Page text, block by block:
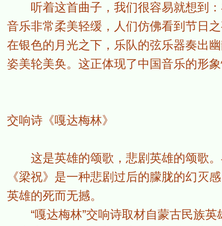
听着这首曲子，我们很容易就想到：
音乐非常柔美轻缓，人们仿佛看到节日
在银色的月光之下，乐队的弦乐器奏出
姿美轮美奂。这正体现了中国音乐的形
交响诗《嘎达梅林》
这是英雄的颂歌，悲剧英雄的颂歌。
《梁祝》是一种悲剧过后的朦胧的幻灭
英雄的死而无撼。
“嘎达梅林”交响诗取材自蒙古民族英